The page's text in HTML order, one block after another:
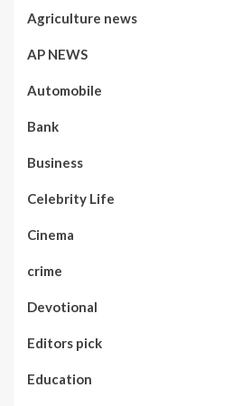
Agriculture news
AP NEWS
Automobile
Bank
Business
Celebrity Life
Cinema
crime
Devotional
Editors pick
Education